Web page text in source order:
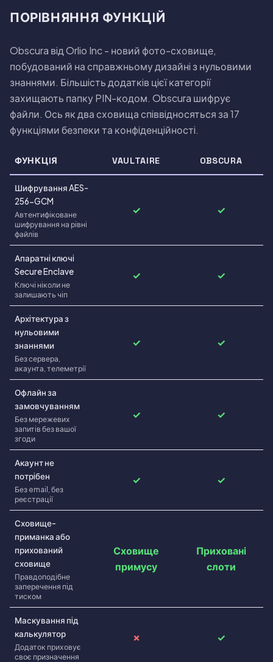
ПОРIВНЯННЯ ФУНКЦIЙ
Obscura вiд Orlio Inc - новий фото-сховище,
побудований на справжньому дизайнi з нульовими
знаннями. Бiльшiсть додаткiв цiєї категорiї
захищають папку PIN-кодом. Obscura шифрує
файли. Ось як два сховища спiввiдносяться за 17
функцiями безпеки та конфiденцiйностi.
ФУНКЦIЯ VAULTAIRE OBSCURA
Шифрування AES-
256-GCM
Автентифiковане
шифрування на рiвнi
файлiв
✓ ✓
Апаратнi ключi
Secure Enclave
Ключi нiколи не
залишають чiп
✓ ✓
Архiтектура з
нульовими
знаннями
Без сервера,
акаунта, телеметрiї
✓ ✓
Офлайн за
замовчуванням
Без мережевих
запитiв без вашої
згоди
✓ ✓
Акаунт не
потрiбен
Без email, без
реєстрацiї
✓ ✓
Сховище-
приманка або
прихований
сховище
Правдоподiбне
заперечення пiд
тиском
Сховище
примусу
Прихованi
слоти
Маскування пiд
калькулятор
Додаток приховує
своє призначення
✗ ✓